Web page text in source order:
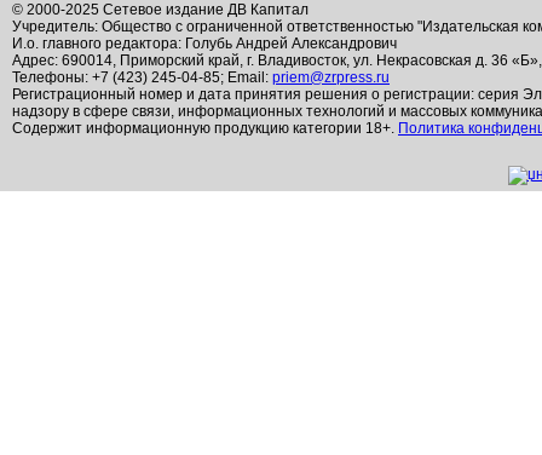
© 2000-2025 Сетевое издание ДВ Капитал
Учредитель: Общество с ограниченной ответственностью "Издательская
И.о. главного редактора: Голубь Андрей Александрович
Адрес: 690014, Приморский край, г. Владивосток, ул. Некрасовская д. 36
Телефоны: +7 (423) 245-04-85; Email: priem@zrpress.ru
Регистрационный номер и дата принятия решения о регистрации: серия
надзору в сфере связи, информационных технологий и массовых
Содержит информационную продукцию категории 18+. Политика